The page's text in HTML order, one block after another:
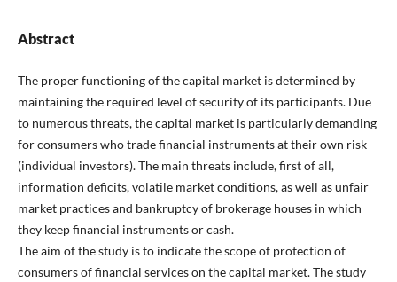
Abstract
The proper functioning of the capital market is determined by
maintaining the required level of security of its participants. Due
to numerous threats, the capital market is particularly demanding
for consumers who trade financial instruments at their own risk
(individual investors). The main threats include, first of all,
information deficits, volatile market conditions, as well as unfair
market practices and bankruptcy of brokerage houses in which
they keep financial instruments or cash.
The aim of the study is to indicate the scope of protection of
consumers of financial services on the capital market. The study